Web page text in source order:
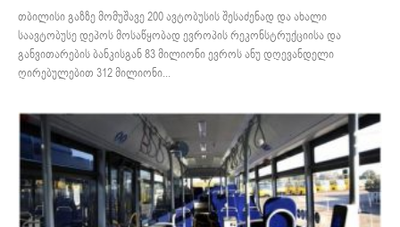
თბილისი გაზზე მომუშავე 200 ავტობუსის შესაძენად და ახალი
საავტობუსე დეპოს მოსაწყობად ევროპის რეკონსტრუქციისა და
განვითარების ბანკისგან 83 მილიონი ევროს ანუ დღევანდელი
ღირებულებით 312 მილიონი...